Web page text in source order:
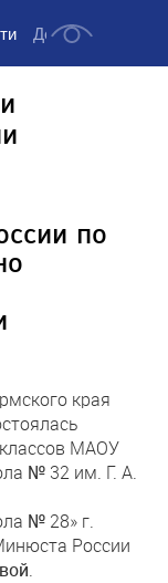
Деятельность
по
края
МАОУ
№ 32 им. Г. А.
№ 28» г.
России